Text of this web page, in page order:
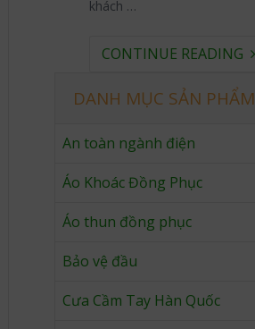
khách …
CONTINUE READING
DANH MỤC SẢN PHẨM
An toàn ngành điện
Áo Khoác Đồng Phục
Áo thun đồng phục
Bảo vệ đầu
Cưa Cầm Tay Hàn Quốc